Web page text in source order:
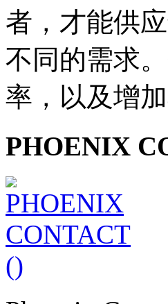
者，才能供
不同的需求
率，以及增
PHOENIX